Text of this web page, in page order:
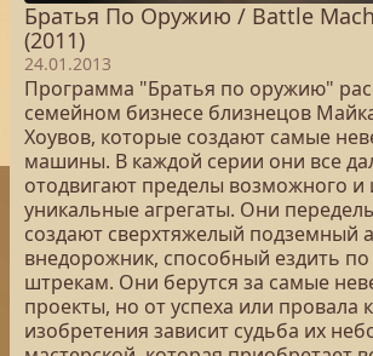
Братья По Оружию / Battle
(2011)
24.01.2013
Программа "Братья по оружию"
семейном бизнесе близнецов
Хоувов, которые создают самые
машины. В каждой серии они все
отодвигают пределы возможного и
уникальные агрегаты. Они
создают сверхтяжелый подземный
внедорожник, способный ездить
штрекам. Они берутся за самые
проекты, но от успеха или провала
изобретения зависит судьба их